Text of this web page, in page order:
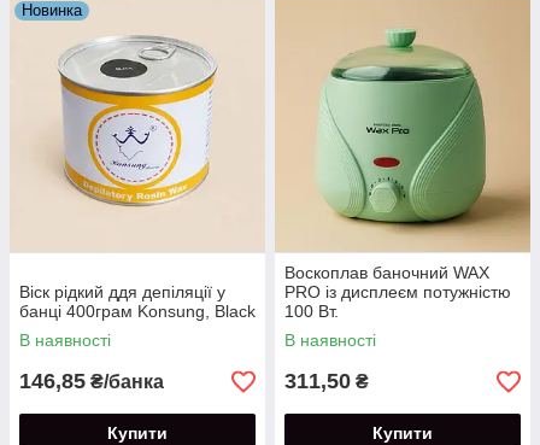
Новинка
Віск рідкий ддя депіляції у
банці 400грам Konsung, Black
В наявності
146,85 ₴/банка
Купити
Воскоплав баночний WAX
PRO із дисплеєм потужністю
100 Вт.
В наявності
311,50 ₴
Купити